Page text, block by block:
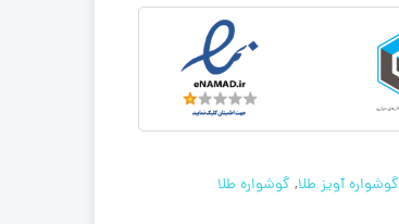
گوشواره آویز طلا, گوشواره طلا